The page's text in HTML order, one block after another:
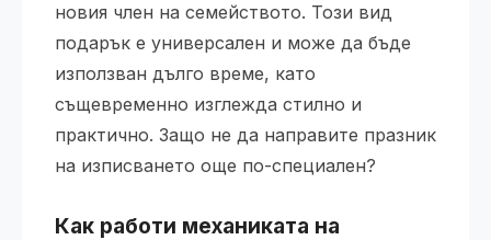
новия член на семейството. Този вид
подарък е универсален и може да бъде
използван дълго време, като
същевременно изглежда стилно и
практично. Защо не да направите празник
на изписването още по-специален?
Как работи механиката на